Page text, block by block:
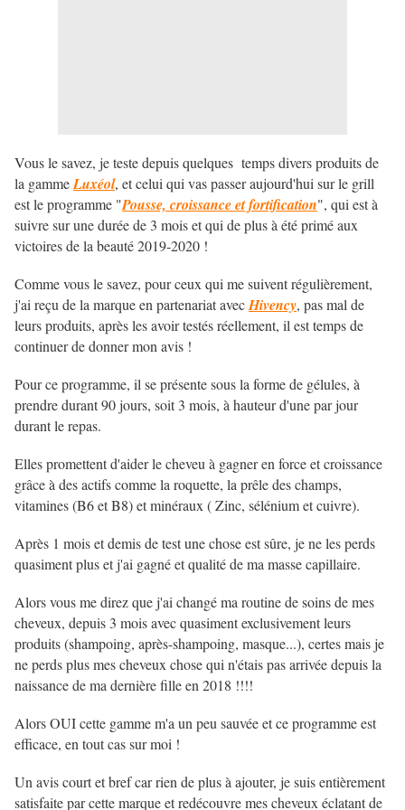
Vous le savez, je teste depuis quelques temps divers produits de
la gammeLuxéol, et celui qui vas passer aujourd'hui sur le grill
est le programme "Pousse, croissance et fortification", qui est à
suivre sur une durée de 3 mois et qui de plus à été primé aux
victoires de la beauté 2019-2020 !
Comme vous le savez, pour ceux qui me suivent régulièrement,
j'ai reçu de la marque en partenariat avecHivency, pas mal de
leurs produits, après les avoir testés réellement, il est temps de
continuer de donner mon avis !
Pour ce programme, il se présente sous la forme de gélules, à
prendre durant 90 jours, soit 3 mois, à hauteur d'une par jour
durant le repas.
Elles promettent d'aider le cheveu à gagner en force et croissance
grâce à des actifs comme la roquette, la prêle des champs,
vitamines (B6 et B8) et minéraux ( Zinc, sélénium et cuivre).
Après 1 mois et demis de test une chose est sûre, je ne les perds
quasiment plus et j'ai gagné et qualité de ma masse capillaire.
Alors vous me direz que j'ai changé ma routine de soins de mes
cheveux, depuis 3 mois avec quasiment exclusivement leurs
produits (shampoing, après-shampoing, masque...), certes mais je
ne perds plus mes cheveux chose qui n'étais pas arrivée depuis la
naissance de ma dernière fille en 2018 !!!!
Alors OUI cette gamme m'a un peu sauvée et ce programme est
efficace, en tout cas sur moi !
Un avis court et bref car rien de plus à ajouter, je suis entièrement
satisfaite par cette marque et redécouvre mes cheveux éclatant de